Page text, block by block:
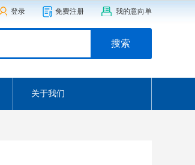
登录 免费注册 我的意向单
搜索
关于我们